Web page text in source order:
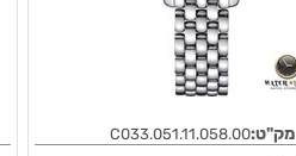
מק"ט:C033.051.11.058.00